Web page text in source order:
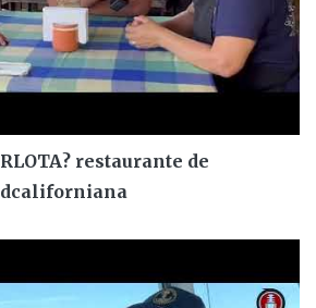
restaurante de